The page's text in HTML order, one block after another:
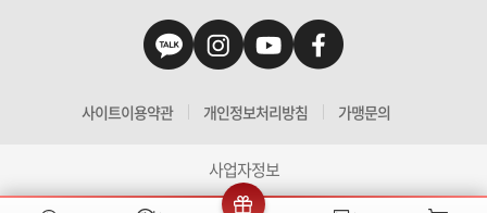
사이트이용약관 개인정보처리방침 가맹문의
사업자정보